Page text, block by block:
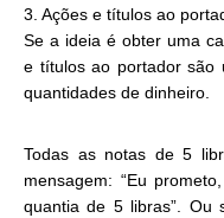
3. Ações e títulos ao
Se a ideia é obter uma
e títulos ao portador são
quantidades de dinheiro.
Todas as notas de 5
mensagem: “Eu
quantia de 5 libras”. Ou